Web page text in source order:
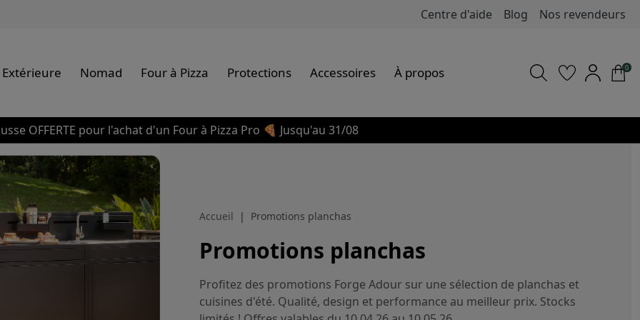
Centre d'aide Blog Nos revendeurs
Nomad Four à Pizza Protections Accessoires À propos 0
OFFERTE pour l'achat d'un Four à Pizza Pro 🍕 Jusqu'au 31/08
Accueil Promotions planchas
Promotions planchas
Profitez des promotions Forge Adour sur une sélection de planchas et
cuisines d'été. Qualité, design et performance au meilleur prix. Stocks